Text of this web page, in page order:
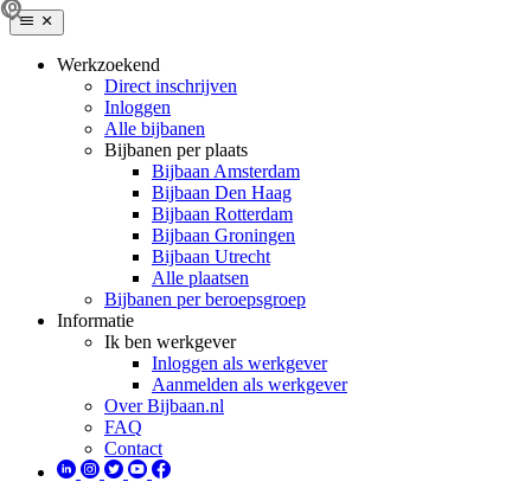
Werkzoekend
Direct inschrijven
Inloggen
Alle bijbanen
Bijbanen per plaats
Bijbaan Amsterdam
Bijbaan Den Haag
Bijbaan Rotterdam
Bijbaan Groningen
Bijbaan Utrecht
Alle plaatsen
Bijbanen per beroepsgroep
Informatie
Ik ben werkgever
Inloggen als werkgever
Aanmelden als werkgever
Over Bijbaan.nl
FAQ
Contact